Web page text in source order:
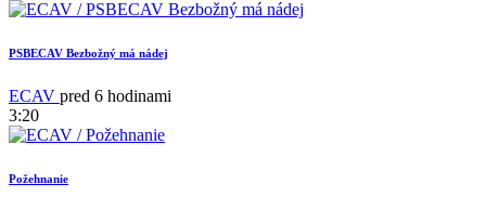
PSBECAV Bezbožný má nádej
ECAV pred 6 hodinami
3:20
Požehnanie